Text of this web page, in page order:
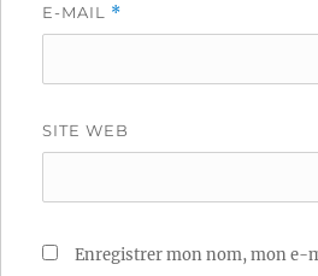
E-MAIL *
SITE WEB
Enregistrer mon nom, mon e-